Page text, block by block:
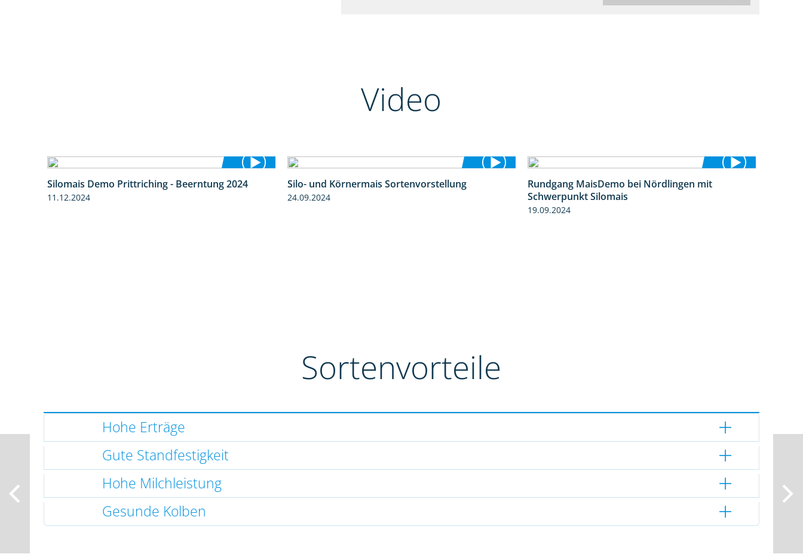
Video
12:28
Silomais Demo Prittriching - Beerntung 2024
11.12.2024
Silo- und Körnermais Sortenvorstellung
24.09.2024
Rundgang MaisDemo bei Nördlingen mit
Schwerpunkt Silomais
19.09.2024
Sortenvorteile
Hohe Erträge
Gute Standfestigkeit
Hohe Milchleistung
Gesunde Kolben